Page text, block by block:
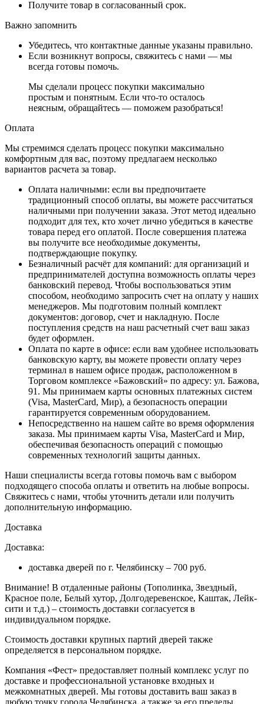
Получите товар в согласованный срок.
Важно запомнить
Убедитесь, что контактные данные указаны правильно.
Если возникнут вопросы, свяжитесь с нами — мы
всегда готовы помочь.
Мы сделали процесс покупки максимально
простым и понятным. Если что-то осталось
неясным, обращайтесь — поможем разобраться!
Оплата
Мы стремимся сделать процесс покупки максимально
комфортным для вас, поэтому предлагаем несколько
вариантов расчета за товар.
Оплата наличными: если вы предпочитаете
традиционный способ оплаты, вы можете рассчитаться
наличными при получении заказа. Этот метод идеально
подходит для тех, кто хочет лично убедиться в качестве
товара перед его оплатой. После совершения платежа
вы получите все необходимые документы,
подтверждающие покупку.
Безналичный расчёт для компаний: для организаций и
предпринимателей доступна возможность оплаты через
банковский перевод. Чтобы воспользоваться этим
способом, необходимо запросить счет на оплату у наших
менеджеров. Мы подготовим полный комплект
документов: договор, счет и накладную. После
поступления средств на наш расчетный счет ваш заказ
будет оформлен.
Оплата по карте в офисе: если вам удобнее использовать
банковскую карту, вы можете провести оплату через
терминал в нашем офисе продаж, расположенном в
Торговом комплексе «Бажовский» по адресу: ул. Бажова,
91. Мы принимаем карты основных платежных систем
(Visa, MasterCard, Мир), а безопасность операции
гарантируется современным оборудованием.
Непосредственно на нашем сайте во время оформления
заказа. Мы принимаем карты Visa, MasterCard и Мир,
обеспечивая безопасность операций с помощью
современных технологий защиты данных.
Наши специалисты всегда готовы помочь вам с выбором
подходящего способа оплаты и ответить на любые вопросы.
Свяжитесь с нами, чтобы уточнить детали или получить
дополнительную информацию.
Доставка
Доставка:
доставка дверей по г. Челябинску – 700 руб.
Внимание! В отдаленные районы (Тополинка, Звездный,
Красное поле, Белый хутор, Долгодеревенское, Каштак, Лейк-
сити и т.д.) – стоимость доставки согласуется в
индивидуальном порядке.
Стоимость доставки крупных партий дверей также
определяется в персональном порядке.
Компания «Фест» предоставляет полный комплекс услуг по
доставке и профессиональной установке входных и
межкомнатных дверей. Мы готовы доставить ваш заказ в
любую точку города Челябинска, а также за его пределы.